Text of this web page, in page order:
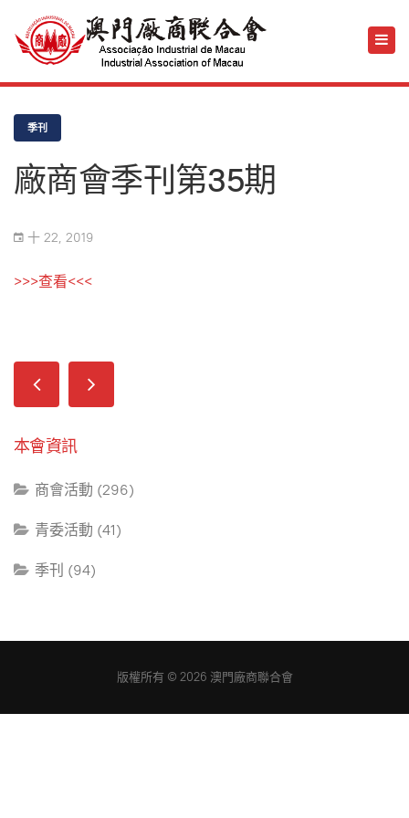
季刊
廠商會季刊第35期
十 22, 2019
>>>查看<<<
本會資訊
商會活動 (296)
青委活動 (41)
季刊 (94)
版權所有 © 2026 澳門廠商聯合會